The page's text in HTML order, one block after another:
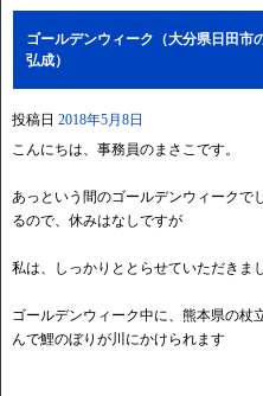
ゴールデンウィーク（大分県日田市
弘成）
投稿日 2018年5月8日
こんにちは、事務員のまさこです。
あっという間のゴールデンウィークで
るので、休みはなしですが
私は、しっかりととらせていただきま
ゴールデンウィーク中に、熊本県の杖
んで鯉のぼりが川にかけられます